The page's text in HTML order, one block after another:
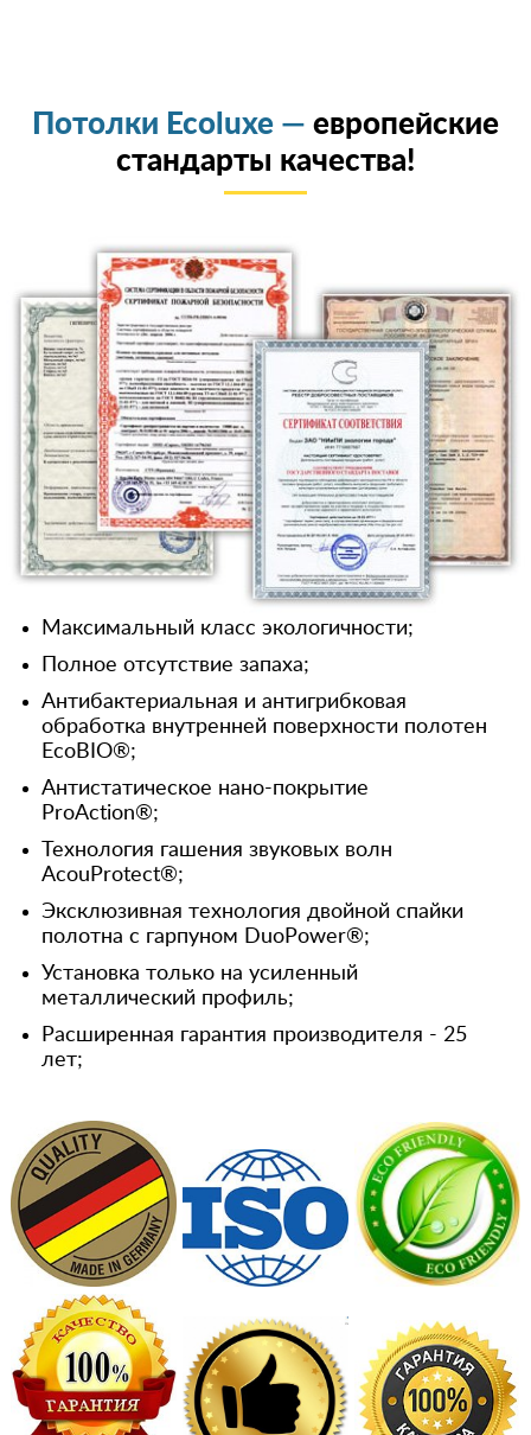
Потолки Ecoluxe — европейские
стандарты качества!
Максимальный класс экологичности;
Полное отсутствие запаха;
Антибактериальная и антигрибковая
обработка внутренней поверхности полотен
EcoBIO®;
Антистатическое нано-покрытие
ProAction®;
Технология гашения звуковых волн
AcouProtect®;
Эксклюзивная технология двойной спайки
полотна с гарпуном DuoPower®;
Установка только на усиленный
металлический профиль;
Расширенная гарантия производителя - 25
лет;